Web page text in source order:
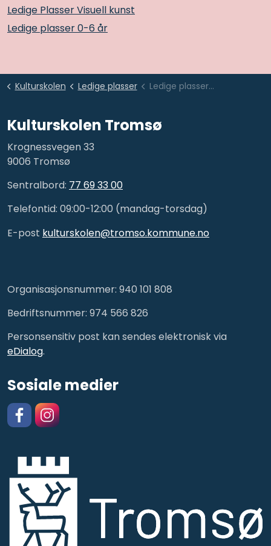
Ledige Plasser Visuell kunst
Ledige plasser 0-6 år
Kulturskolen Ledige plasser Ledige plasser Kulta Samtidssirkus
Kulturskolen Tromsø
Krognessvegen 33
9006 Tromsø
Sentralbord: 77 69 33 00
Telefontid: 09:00-12:00 (mandag-torsdag)
E-post kulturskolen@tromso.kommune.no
Organisasjonsnummer: 940 101 808
Bedriftsnummer: 974 566 826
Personsensitiv post kan sendes elektronisk via
eDialog.
Sosiale medier